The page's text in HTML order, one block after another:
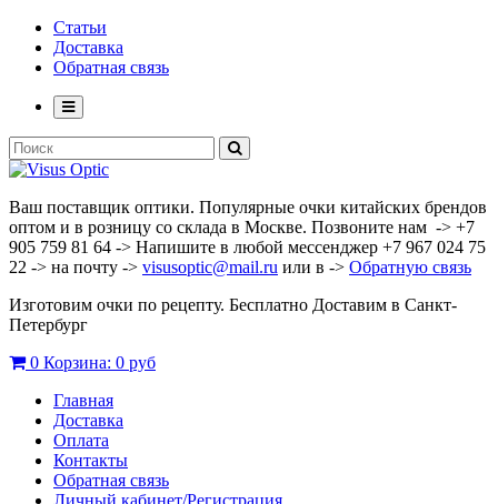
Статьи
Доставка
Обратная связь
Ваш поставщик оптики. Популярные очки китайских брендов
оптом и в розницу со склада в Москве. Позвоните нам -> +7
905 759 81 64 -> Напишите в любой мессенджер +7 967 024 75
22 -> на почту -> visusoptic@mail.ru или в -> Обратную связь
Изготовим очки по рецепту. Бесплатно Доставим в Санкт-
Петербург
0 Корзина: 0 руб
Главная
Доставка
Оплата
Контакты
Обратная связь
Личный кабинет/Регистрация